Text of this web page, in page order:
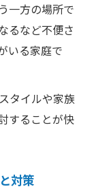
一方の場所で
るなど不便さ
いる家庭で
タイルや家族
することが快
対策